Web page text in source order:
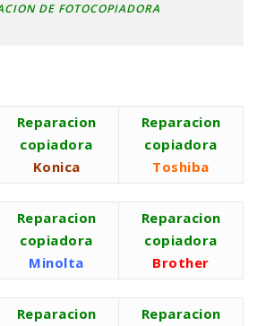
DE FOTOCOPIADORA
Reparacion
copiadora
Konica
Reparacion
copiadora
Toshiba
Reparacion
copiadora
Minolta
Reparacion
copiadora
Brother
Reparacion
Reparacion